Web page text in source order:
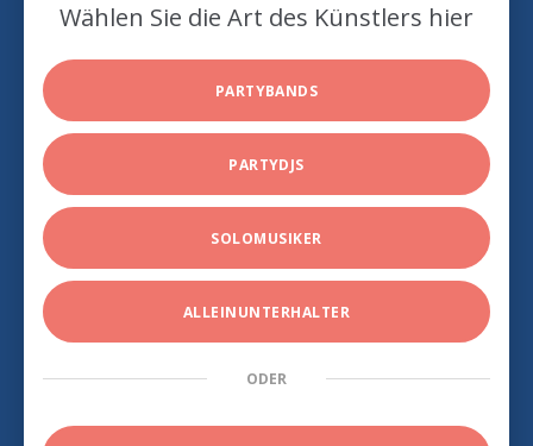
Wählen Sie die Art des Künstlers hier
PARTYBANDS
PARTYDJS
SOLOMUSIKER
ALLEINUNTERHALTER
ODER